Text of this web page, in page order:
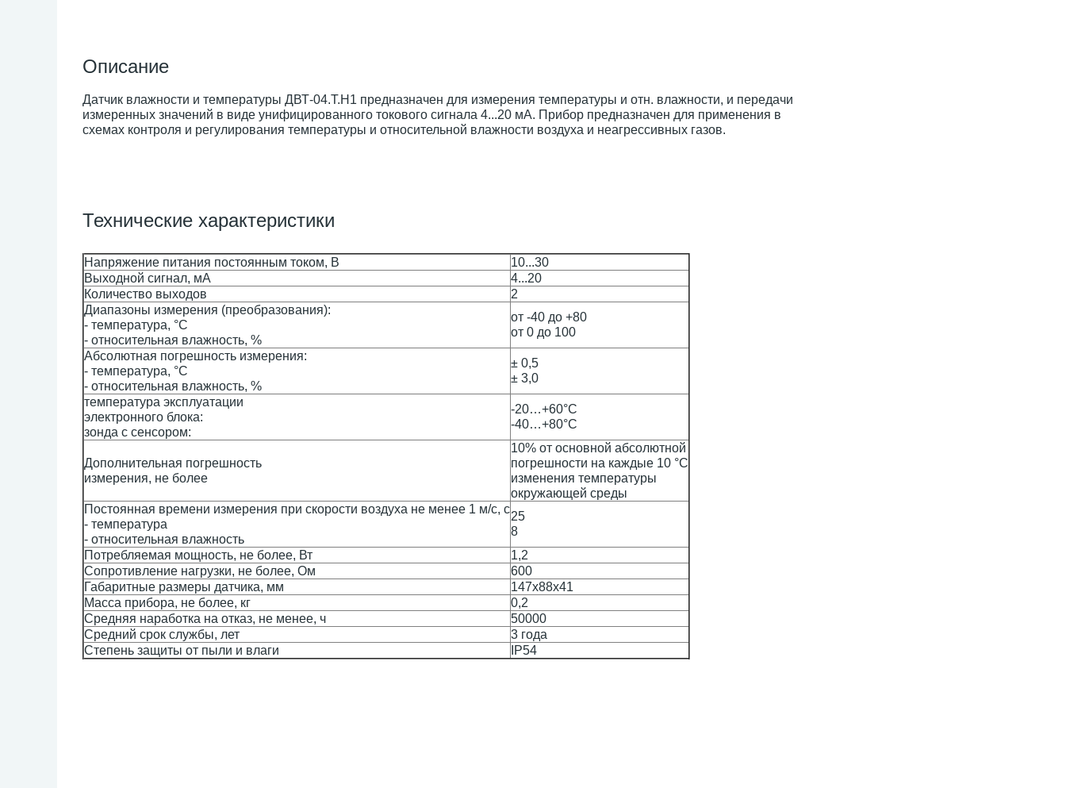
Описание
Датчик влажности и температуры ДВТ-04.T.Н1 предназначен для измерения температуры и отн. влажности, и передачи
измеренных значений в виде унифицированного токового сигнала 4...20 мА. Прибор предназначен для применения в
схемах контроля и регулирования температуры и относительной влажности воздуха и неагрессивных газов.
Технические характеристики
Напряжение питания постоянным током, В
10...30
Выходной сигнал, мА
4...20
Количество выходов
2
Диапазоны измерения (преобразования):
- температура, °С
- относительная влажность, %
от -40 до +80
от 0 до 100
Абсолютная погрешность измерения:
- температура, °С
- относительная влажность, %
± 0,5
± 3,0
температура эксплуатации
электронного блока:
зонда с сенсором:
-20…+60°С
-40…+80°С
Дополнительная погрешность
измерения, не более
10% от основной абсолютной
погрешности на каждые 10 °С
изменения температуры
окружающей среды
Постоянная времени измерения при скорости воздуха не менее 1 м/с, с
- температура
- относительная влажность
25
8
Потребляемая мощность, не более, Вт
1,2
Сопротивление нагрузки, не более, Ом
600
Габаритные размеры датчика, мм
147х88х41
Масса прибора, не более, кг
0,2
Средняя наработка на отказ, не менее, ч
50000
Средний срок службы, лет
3 года
Степень защиты от пыли и влаги
IP54